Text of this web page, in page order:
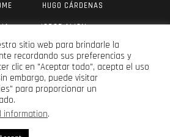
HUGO CÁRDENAS
JORGE AIJON
JULIA YUS LAU DÍAZ
MAR OLIVER MI CUENTA
PABLO SMERLING
PORTFOLIO PLANTILLA
MORANTE
sitio web para brindarle la
recordando sus preferencias y
clic en "Aceptar todo", acepta el uso
embargo, puede visitar
para proporcionar un
information.